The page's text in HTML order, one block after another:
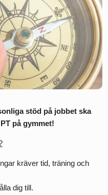
stöd på jobbet ska
på gymmet!
kräver tid, träning och
dig till.